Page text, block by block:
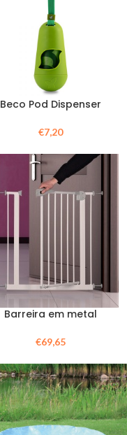
Beco Pod Dispenser
€7,20
Barreira em metal
€69,65